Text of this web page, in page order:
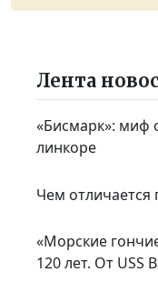
Лента
«Бисмарк»: миф
линкоре
Чем отличается
«Морские
120 лет. От USS